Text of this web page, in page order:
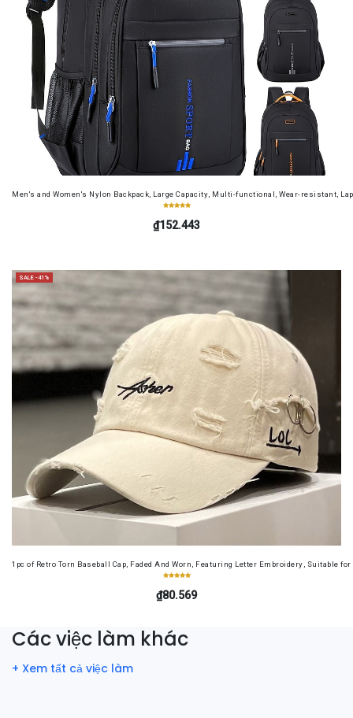
Men's and Women's Nylon Backpack, Large Capacity, Multi-functional, Wear-resistant,
₫152.443
SALE -41%
1pc of Retro Torn Baseball Cap, Faded And Worn, Featuring Letter Embroidery, Suitable
₫80.569
Các việc làm khác
+ Xem tất cả việc làm